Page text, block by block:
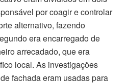
por coagir e controlar
alternativo, fazendo
era encarregado de
arrecadado, que era
local. As investigações
fachada eram usadas para